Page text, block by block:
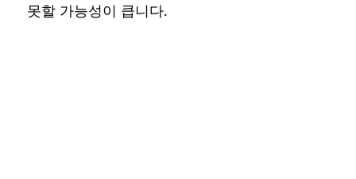
못할 가능성이 큽니다.